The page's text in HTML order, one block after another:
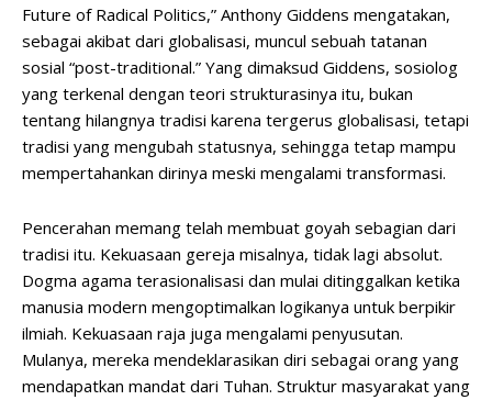
Future of Radical Politics,” Anthony Giddens mengatakan,
sebagai akibat dari globalisasi, muncul sebuah tatanan
sosial “post-traditional.” Yang dimaksud Giddens, sosiolog
yang terkenal dengan teori strukturasinya itu, bukan
tentang hilangnya tradisi karena tergerus globalisasi, tetapi
tradisi yang mengubah statusnya, sehingga tetap mampu
mempertahankan dirinya meski mengalami transformasi.
Pencerahan memang telah membuat goyah sebagian dari
tradisi itu. Kekuasaan gereja misalnya, tidak lagi absolut.
Dogma agama terasionalisasi dan mulai ditinggalkan ketika
manusia modern mengoptimalkan logikanya untuk berpikir
ilmiah. Kekuasaan raja juga mengalami penyusutan.
Mulanya, mereka mendeklarasikan diri sebagai orang yang
mendapatkan mandat dari Tuhan. Struktur masyarakat yang